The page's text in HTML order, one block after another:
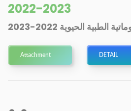
2022-2023
الحيوية 2022-2023
Attachment DETAIL